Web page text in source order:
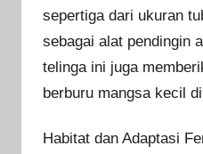
sepertiga dari ukuran
sebagai alat pendingin
telinga ini juga
berburu mangsa kecil
Habitat dan Adaptasi